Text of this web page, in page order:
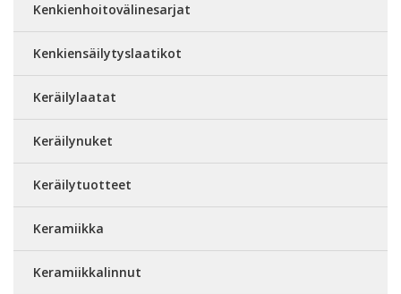
Kenkienhoitovälinesarjat
Kenkiensäilytyslaatikot
Keräilylaatat
Keräilynuket
Keräilytuotteet
Keramiikka
Keramiikkalinnut